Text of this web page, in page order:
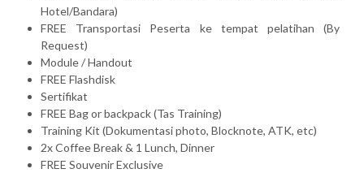
Hotel/Bandara)
FREE Transportasi Peserta ke tempat pelatihan (By
Request)
Module / Handout
FREE Flashdisk
Sertifikat
FREE Bag or backpack (Tas Training)
Training Kit (Dokumentasi photo, Blocknote, ATK, etc)
2x Coffee Break & 1 Lunch, Dinner
FREE Souvenir Exclusive